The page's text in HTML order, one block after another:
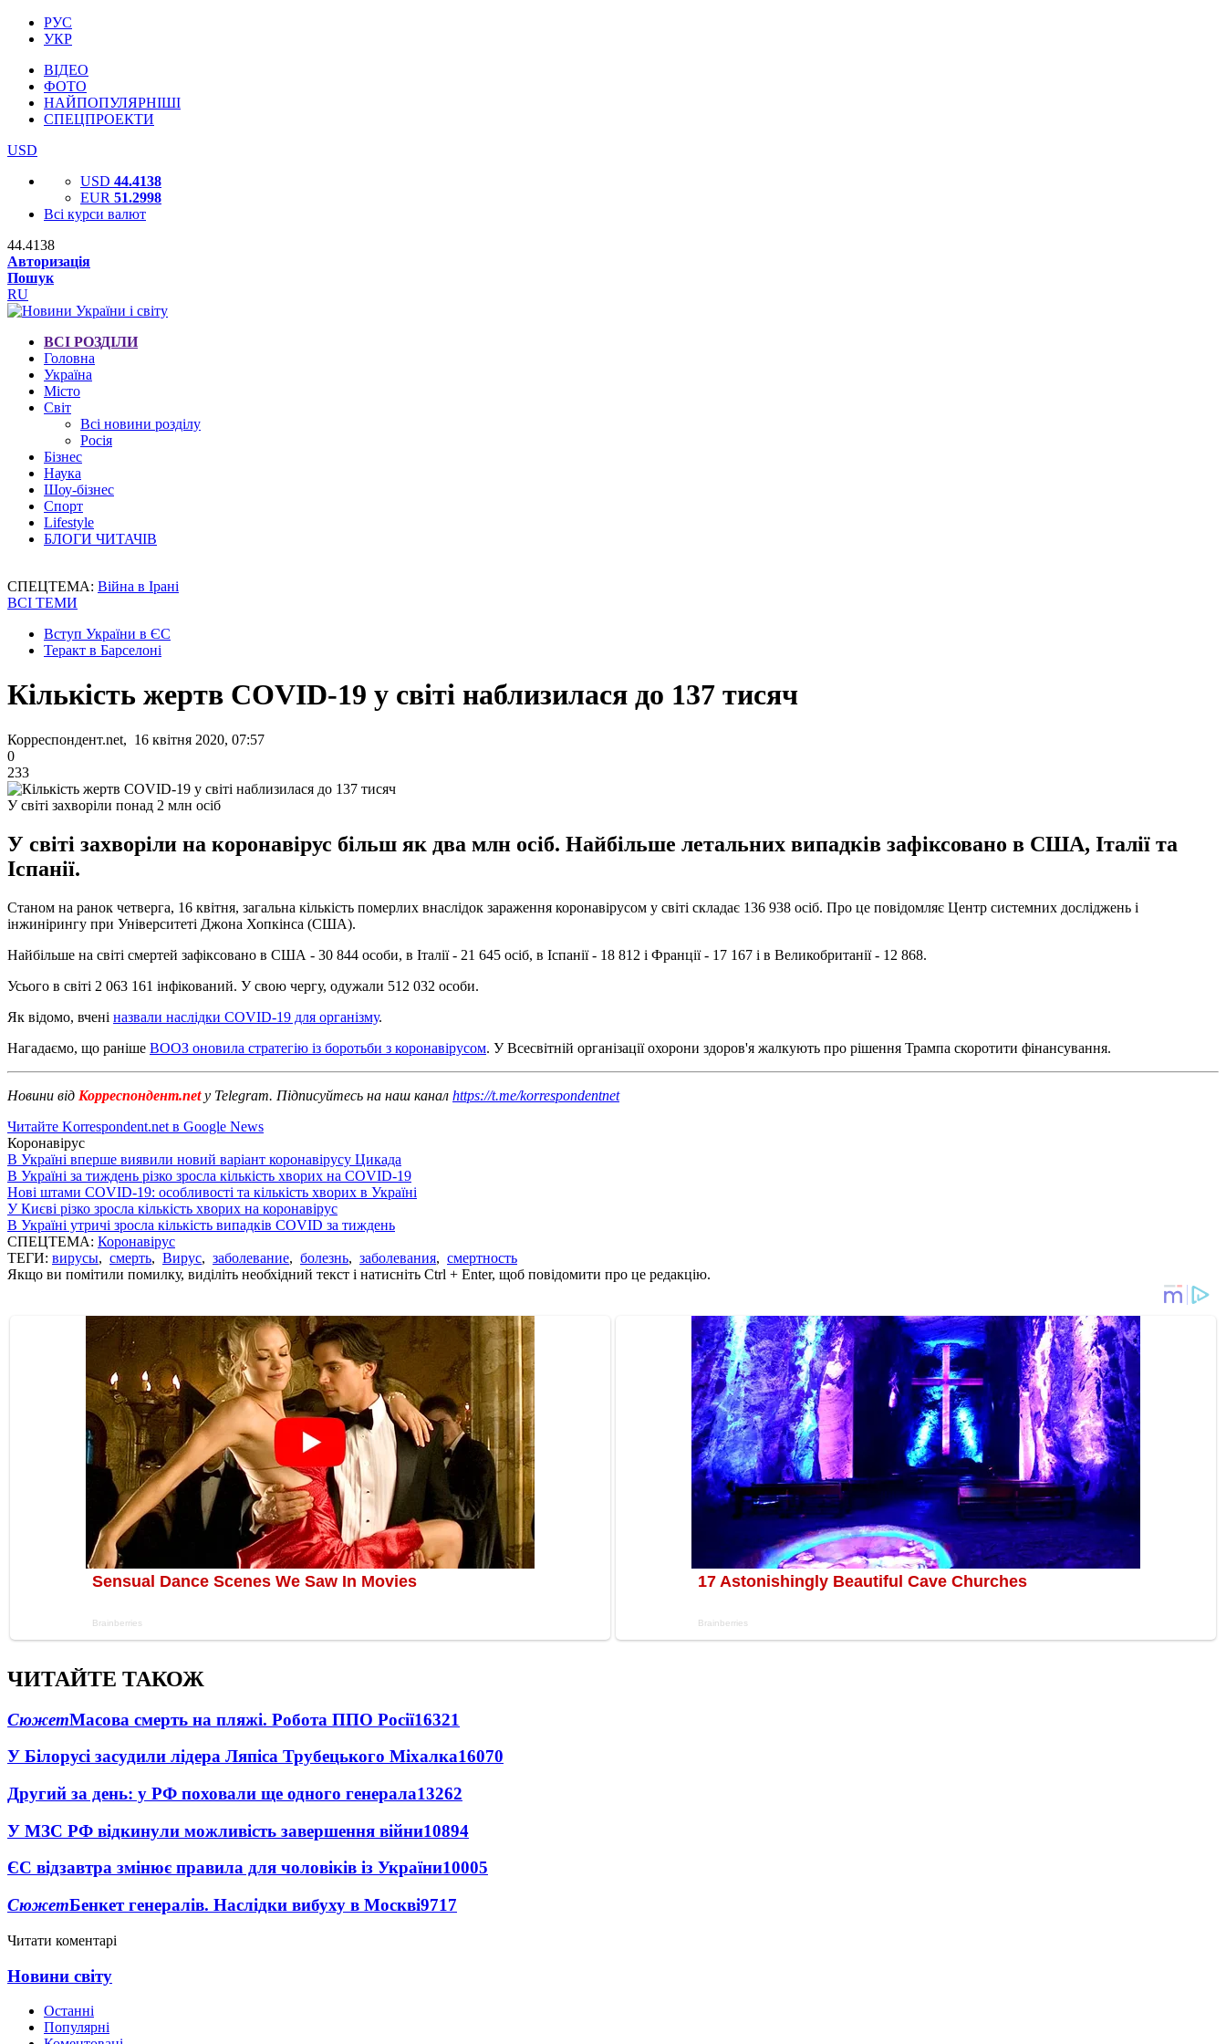
РУС
УКР
ВІДЕО
ФОТО
НАЙПОПУЛЯРНІШІ
СПЕЦПРОЕКТИ
USD
USD 44.4138
EUR 51.2998
Всі курси валют
44.4138
Авторизація
Пошук
RU
ВСІ РОЗДІЛИ
Головна
Україна
Місто
Світ
Всі новини розділу
Росія
Бізнес
Наука
Шоу-бізнес
Спорт
Lifestyle
БЛОГИ ЧИТАЧІВ
СПЕЦТЕМА: Війна в Ірані
ВСІ ТЕМИ
Вступ України в ЄС
Теракт в Барселоні
Кількість жертв COVID-19 у світі наблизилася до 137 тисяч
Корреспондент.net, 16 квітня 2020, 07:57
0
233
У світі захворіли понад 2 млн осіб
У світі захворіли на коронавірус більш як два млн осіб. Найбільше летальних випадків зафіксовано в США, Італії та
Іспанії.
Станом на ранок четверга, 16 квітня, загальна кількість померлих внаслідок зараження коронавірусом у світі складає 136 938 осіб. Про це повідомляє Центр системних досліджень і
інжинірингу при Університеті Джона Хопкінса (США).
Найбільше на світі смертей зафіксовано в США - 30 844 особи, в Італії - 21 645 осіб, в Іспанії - 18 812 і Франції - 17 167 і в Великобританії - 12 868.
Усього в світі 2 063 161 інфікований. У свою чергу, одужали 512 032 особи.
Як відомо, вчені назвали наслідки COVID-19 для організму.
Нагадаємо, що раніше ВООЗ оновила стратегію із боротьби з коронавірусом. У Всесвітній організації охорони здоров'я жалкують про рішення Трампа скоротити фінансування.
Новини від Корреспондент.net у Telegram. Підписуйтесь на наш канал https://t.me/korrespondentnet
Читайте Korrespondent.net в Google News
Коронавірус
В Україні вперше виявили новий варіант коронавірусу Цикада
В Україні за тиждень різко зросла кількість хворих на COVID-19
Нові штами COVID-19: особливості та кількість хворих в Україні
У Києві різко зросла кількість хворих на коронавірус
В Україні утричі зросла кількість випадків COVID за тиждень
СПЕЦТЕМА: Коронавірус
ТЕГИ: вирусы, смерть, Вирус, заболевание, болезнь, заболевания, смертность
Якщо ви помітили помилку, виділіть необхідний текст і натисніть Ctrl + Enter, щоб повідомити про це редакцію.
ЧИТАЙТЕ ТАКОЖ
СюжетМасова смерть на пляжі. Робота ППО Росії16321
У Білорусі засудили лідера Ляпіса Трубецького Міхалка16070
Другий за день: у РФ поховали ще одного генерала13262
У МЗС РФ відкинули можливість завершення війни10894
ЄС відзавтра змінює правила для чоловіків із України10005
СюжетБенкет генералів. Наслідки вибуху в Москві9717
Читати коментарі
Новини світу
Останні
Популярні